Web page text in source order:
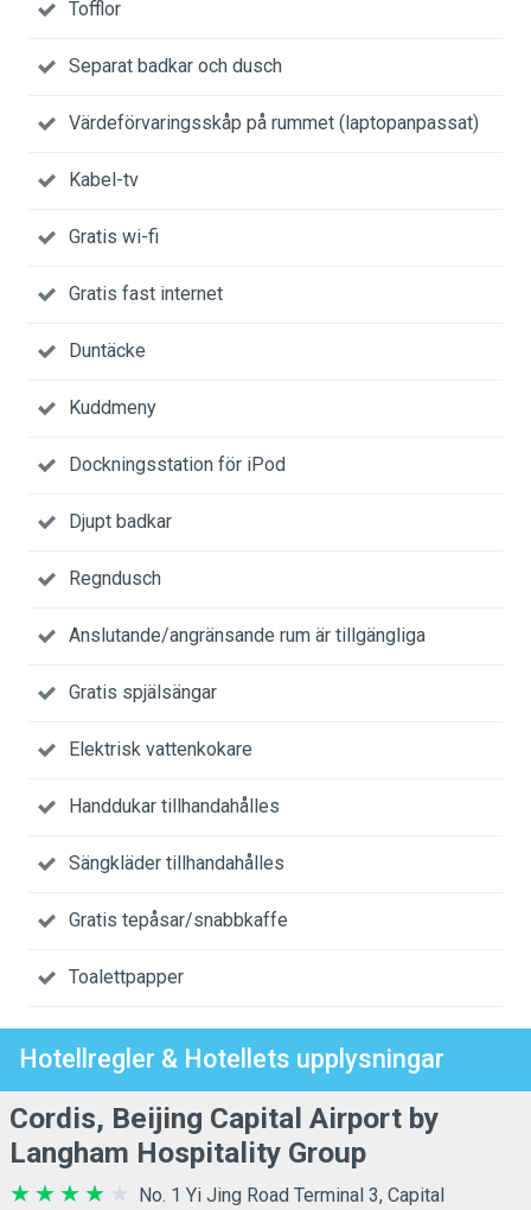
Tofflor
Separat badkar och dusch
Värdeförvaringsskåp på rummet (laptopanpassat)
Kabel-tv
Gratis wi-fi
Gratis fast internet
Duntäcke
Kuddmeny
Dockningsstation för iPod
Djupt badkar
Regndusch
Anslutande/angränsande rum är tillgängliga
Gratis spjälsängar
Elektrisk vattenkokare
Handdukar tillhandahålles
Sängkläder tillhandahålles
Gratis tepåsar/snabbkaffe
Toalettpapper
Hotellregler & Hotellets upplysningar
Cordis, Beijing Capital Airport by
Langham Hospitality Group
No. 1 Yi Jing Road Terminal 3, Capital